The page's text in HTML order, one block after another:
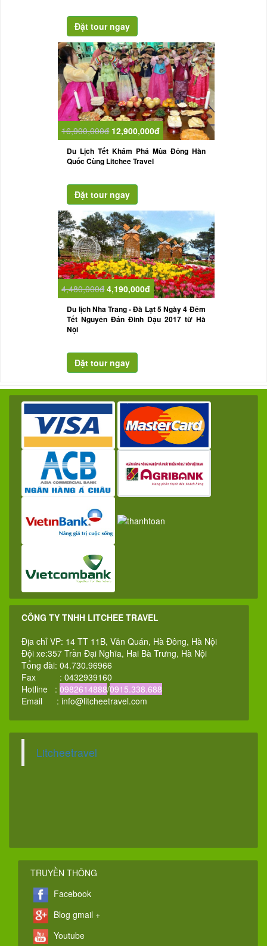
16,900,000đ 12,900,000đ
Du Lịch Tết Khám Phá Mùa Đông Hàn
Quốc Cùng Litchee Travel
4,480,000đ 4,190,000đ
Du lịch Nha Trang - Đà Lạt 5 Ngày 4 Đêm
Tết Nguyên Đán Đinh Dậu 2017 từ Hà
Nội
CÔNG TY TNHH LITCHEE TRAVEL
Địa chỉ VP: 14 TT 11B, Văn Quán, Hà Đông, Hà Nội
Đội xe:357 Trần Đại Nghĩa, Hai Bà Trưng, Hà Nội
Tổng đài: 04.730.96966
Fax : 0432939160
Hotline : 0982614888/0915.338.688
Email : info@litcheetravel.com
Litcheetravel
TRUYỀN THÔNG
Facebook
Blog gmail +
Youtube